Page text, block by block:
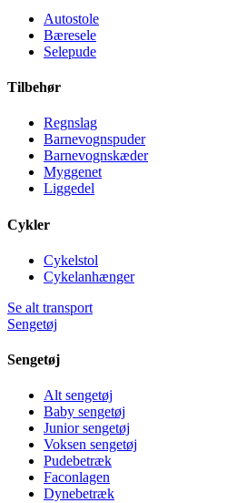
Autostole
Bæresele
Selepude
Tilbehør
Regnslag
Barnevognspuder
Barnevognskæder
Myggenet
Liggedel
Cykler
Cykelstol
Cykelanhænger
Se alt transport
Sengetøj
Sengetøj
Alt sengetøj
Baby sengetøj
Junior sengetøj
Voksen sengetøj
Pudebetræk
Faconlagen
Dynebetræk